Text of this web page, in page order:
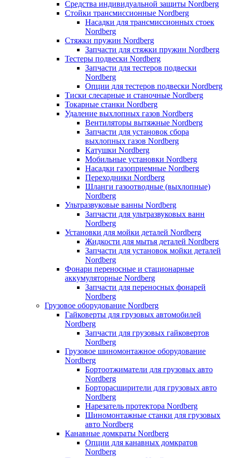
Средства индивидуальной защиты Nordberg
Стойки трансмиссионные Nordberg
Насадки для трансмиссионных стоек
Nordberg
Стяжки пружин Nordberg
Запчасти для стяжки пружин Nordberg
Тестеры подвески Nordberg
Запчасти для тестеров подвески
Nordberg
Опции для тестеров подвески Nordberg
Тиски слесарные и станочные Nordberg
Токарные станки Nordberg
Удаление выхлопных газов Nordberg
Вентиляторы вытяжные Nordberg
Запчасти для установок сбора
выхлопных газов Nordberg
Катушки Nordberg
Мобильные установки Nordberg
Насадки газоприемные Nordberg
Переходники Nordberg
Шланги газоотводные (выхлопные)
Nordberg
Ультразвуковые ванны Nordberg
Запчасти для ультразвуковых ванн
Nordberg
Установки для мойки деталей Nordberg
Жидкости для мытья деталей Nordberg
Запчасти для установок мойки деталей
Nordberg
Фонари переносные и стационарные
аккумуляторные Nordberg
Запчасти для переносных фонарей
Nordberg
Грузовое оборудование Nordberg
Гайковерты для грузовых автомобилей
Nordberg
Запчасти для грузовых гайковертов
Nordberg
Грузовое шиномонтажное оборудование
Nordberg
Бортоотжиматели для грузовых авто
Nordberg
Борторасширители для грузовых авто
Nordberg
Нарезатель протектора Nordberg
Шиномонтажные станки для грузовых
авто Nordberg
Канавные домкраты Nordberg
Опции для канавных домкратов
Nordberg